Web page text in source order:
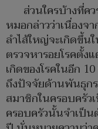
ส่วนใครบ้างที่ค
หมอกล่าวว่าเนื่องจ
ลำไส้ใหญ่จะเกิดขึ้น
ตรวจหารอยโรคตั้ง
เกิดของโรคในอีก
ถึงปัจจัยด้านพันธุก
สมาชิกในครอบครัว
ครอบครัวนั้นจำเป็น